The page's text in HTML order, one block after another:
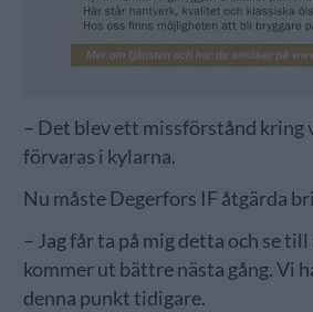
– Det blev ett missförstånd kring
förvaras i kylarna.
Nu måste Degerfors IF åtgärda
– Jag får ta på mig detta och se
kommer ut bättre nästa gång. Vi
denna punkt tidigare.